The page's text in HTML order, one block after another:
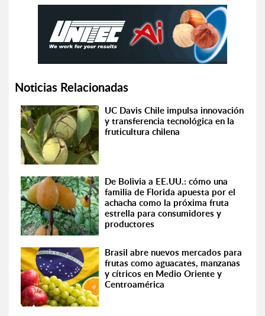
Noticias Relacionadas
UC Davis Chile impulsa innovación
y transferencia tecnológica en la
fruticultura chilena
De Bolivia a EE.UU.: cómo una
familia de Florida apuesta por el
achacha como la próxima fruta
estrella para consumidores y
productores
Brasil abre nuevos mercados para
frutas como aguacates, manzanas
y cítricos en Medio Oriente y
Centroamérica